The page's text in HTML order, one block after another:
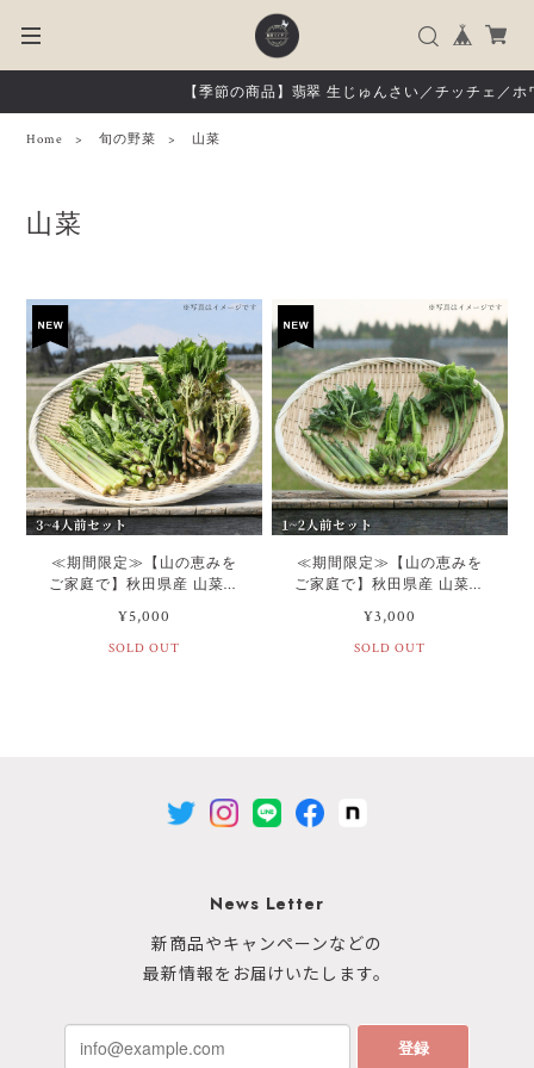
【季節の商品】翡翠 生じゅんさい／チッチェ／
Home 旬の野菜 山菜
山菜
≪期間限定≫【山の恵みを
ご家庭で】秋田県産 山菜詰
類～)
¥5,000
SOLD OUT
≪期間限定≫【山の恵みを
ご家庭で】秋田県産 山菜詰
類～)
¥3,000
SOLD OUT
News Letter
新商品やキャンペーンなどの
最新情報をお届けいたします。
登録